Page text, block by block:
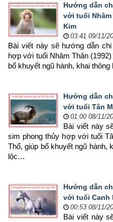
Hướng dẫn
với tuổi Nhâm
Kim
03:41 09/11/
Bài viết này sẽ hướng dẫn
hợp với tuổi Nhâm Thân
bổ khuyết ngũ hành, khai
Hướng dẫn
với tuổi Tân
01:00 08/11/
Bài viết này
sim phong thủy hợp với tuổi
Thổ, giúp bổ khuyết ngũ hành,
lộc…
Hướng dẫn
với tuổi Canh
00:53 08/11/
Bài viết này